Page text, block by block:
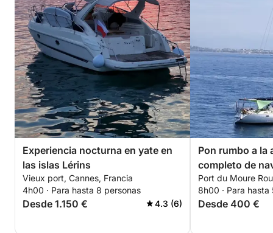
Experiencia nocturna en yate en
las islas Lérins
Vieux port, Cannes, Francia
4h00 · Para hasta 8 personas
Desde 1.150 € 4.3 (6)
Pon rumbo a la
completo de
auténtica en
un velero.
Port du Moure
8h00 · Para hasta
Desde 400 €